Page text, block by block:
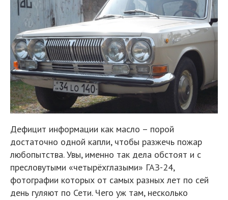
Дефицит информации как масло – порой
достаточно одной капли, чтобы разжечь пожар
любопытства. Увы, именно так дела обстоят и с
пресловутыми «четырёхглазыми» ГАЗ-24,
фотографии которых от самых разных лет по сей
день гуляют по Сети. Чего уж там, несколько